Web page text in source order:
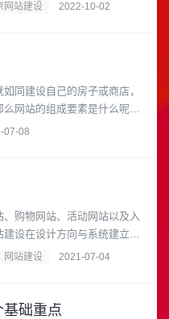
网站建设 2022-10-02
同建设自己的房子或商店，
网站的组成要素是什么呢？
07-08
购物网站、活动网站以及入
设在设计方向与系统建立上
网站建设 2021-07-04
础重点